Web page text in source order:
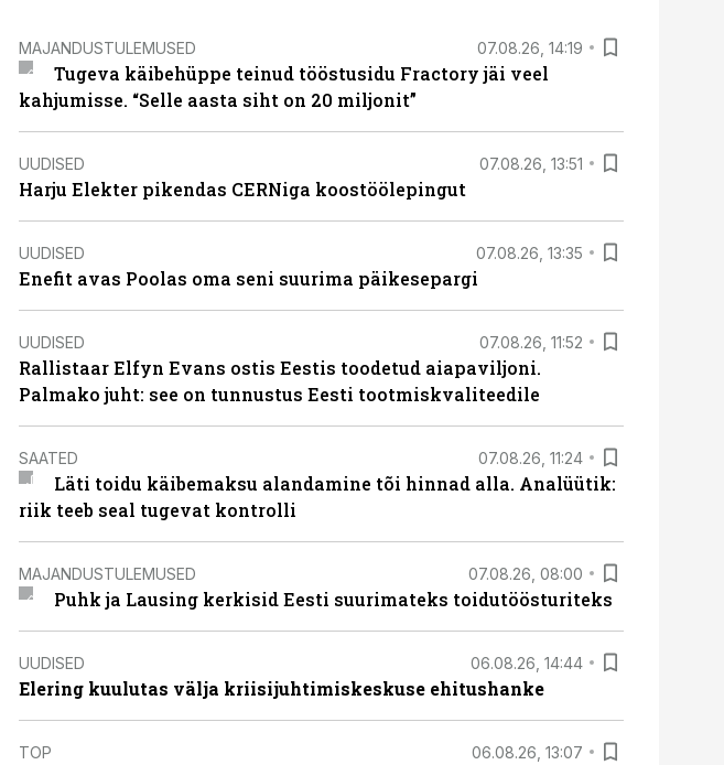
MAJANDUSTULEMUSED 07.08.26, 14:19
Tugeva käibehüppe teinud tööstusidu Fractory jäi veel
kahjumisse. “Selle aasta siht on 20 miljonit”
UUDISED 07.08.26, 13:51
Harju Elekter pikendas CERNiga koostöölepingut
UUDISED 07.08.26, 13:35
Enefit avas Poolas oma seni suurima päikesepargi
UUDISED 07.08.26, 11:52
Rallistaar Elfyn Evans ostis Eestis toodetud aiapaviljoni.
Palmako juht: see on tunnustus Eesti tootmiskvaliteedile
SAATED 07.08.26, 11:24
Läti toidu käibemaksu alandamine tõi hinnad alla. Analüütik:
riik teeb seal tugevat kontrolli
MAJANDUSTULEMUSED 07.08.26, 08:00
Puhk ja Lausing kerkisid Eesti suurimateks toidutöösturiteks
UUDISED 06.08.26, 14:44
Elering kuulutas välja kriisijuhtimiskeskuse ehitushanke
TOP 06.08.26, 13:07